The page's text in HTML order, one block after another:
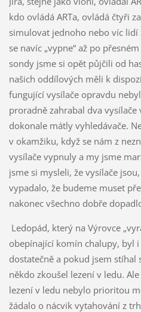
kdo ovládá ARTa, ovládá čtyři
simulovat jednoho nebo víc lidí
se navíc „vypne“ až po
sondy jsme si opět půjčili od
našich oddílových měli k
fungující vysílače opravdu
proradně zahrabal dva vysílače
dokonale mátly vyhledávače.
v okamžiku, když se nám z
vysílače vypnuly a my jsme
jsme si mysleli, že vysílače
vypadalo, že budeme muset
nakonec všechno dobře
Ledopád, který na Výrovce
obepínající komín chalupy, byl
dostatečně a pokud jsem stíhal
někdo zkoušel lezení v ledu.
lezení v ledu nebylo prioritou
žádalo o nácvik vytahování z